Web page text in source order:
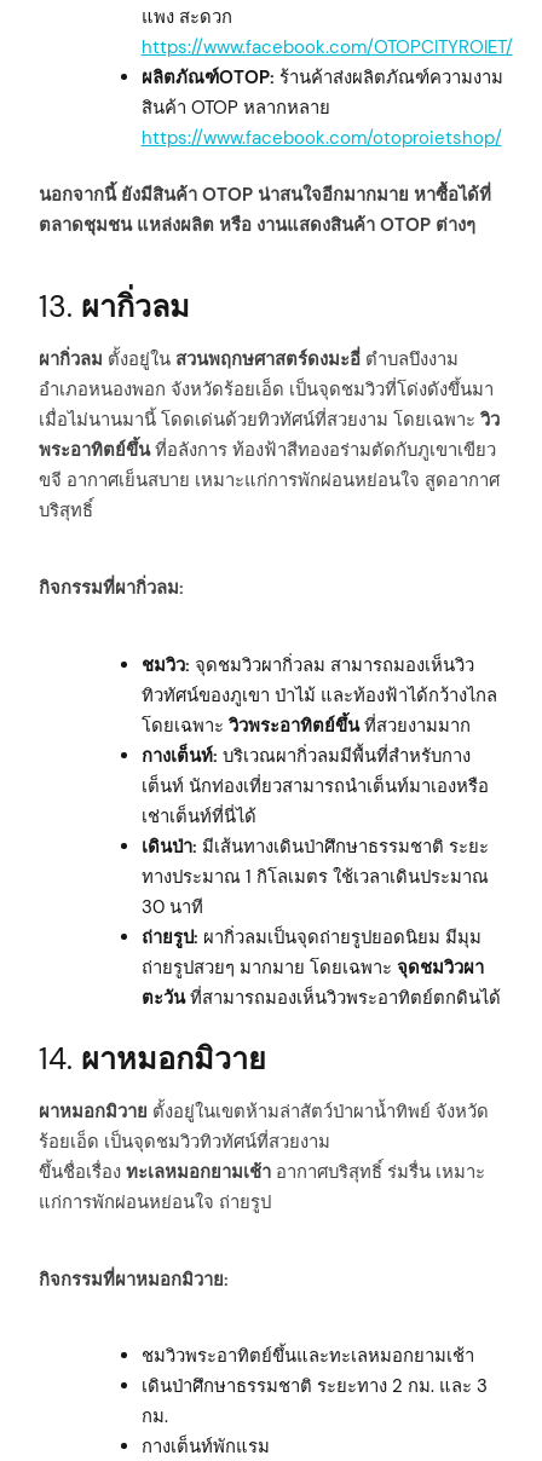
แพง สะดวก
https://www.facebook.com/OTOPCITYROIET/
ผลิตภัณฑ์OTOP: ร้านค้าส่งผลิตภัณฑ์ความงาม
สินค้า OTOP หลากหลาย
https://www.facebook.com/otoproietshop/
นอกจากนี้ ยังมีสินค้า OTOP น่าสนใจอีกมากมาย หาซื้อได้ที่
ตลาดชุมชน แหล่งผลิต หรือ งานแสดงสินค้า OTOP ต่างๆ
13. ผากิ่วลม
ผากิ่วลม ตั้งอยู่ใน สวนพฤกษศาสตร์ดงมะอี่ ตำบลบึงงาม
อำเภอหนองพอก จังหวัดร้อยเอ็ด เป็นจุดชมวิวที่โด่งดังขึ้นมา
เมื่อไม่นานมานี้ โดดเด่นด้วยทิวทัศน์ที่สวยงาม โดยเฉพาะ วิว
พระอาทิตย์ขึ้นที่อลังการ ท้องฟ้าสีทองอร่ามตัดกับภูเขาเขียว
ขจี อากาศเย็นสบาย เหมาะแก่การพักผ่อนหย่อนใจ สูดอากาศ
บริสุทธิ์
กิจกรรมที่ผากิ่วลม:
ชมวิว: จุดชมวิวผากิ่วลม สามารถมองเห็นวิว
ทิวทัศน์ของภูเขา ป่าไม้ และท้องฟ้าได้กว้างไกล
โดยเฉพาะ วิวพระอาทิตย์ขึ้นที่สวยงามมาก
กางเต็นท์: บริเวณผากิ่วลมมีพื้นที่สำหรับกาง
เต็นท์ นักท่องเที่ยวสามารถนำเต็นท์มาเองหรือ
เช่าเต็นท์ที่นี่ได้
เดินป่า: มีเส้นทางเดินป่าศึกษาธรรมชาติ ระยะ
ทางประมาณ 1 กิโลเมตร ใช้เวลาเดินประมาณ
30 นาที
ถ่ายรูป: ผากิ่วลมเป็นจุดถ่ายรูปยอดนิยม มีมุม
ถ่ายรูปสวยๆ มากมาย โดยเฉพาะ จุดชมวิวผา
ตะวันที่สามารถมองเห็นวิวพระอาทิตย์ตกดินได้
14. ผาหมอกมิวาย
ผาหมอกมิวาย ตั้งอยู่ในเขตห้ามล่าสัตว์ป่าผาน้ำทิพย์ จังหวัด
ร้อยเอ็ด เป็นจุดชมวิวทิวทัศน์ที่สวยงาม
ขึ้นชื่อเรื่อง ทะเลหมอกยามเช้า อากาศบริสุทธิ์ ร่มรื่น เหมาะ
แก่การพักผ่อนหย่อนใจ ถ่ายรูป
กิจกรรมที่ผาหมอกมิวาย:
ชมวิวพระอาทิตย์ขึ้นและทะเลหมอกยามเช้า
เดินป่าศึกษาธรรมชาติ ระยะทาง 2 กม. และ 3
กม.
กางเต็นท์พักแรม